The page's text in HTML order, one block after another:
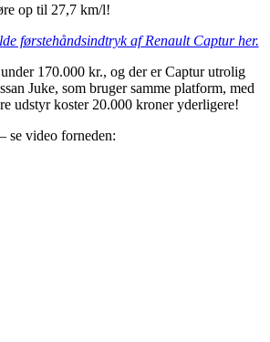
op til 27,7 km/l!
førstehåndsindtryk af Renault Captur her.
170.000 kr., og der er Captur utrolig
Juke, som bruger samme platform, med
udstyr koster 20.000 kroner yderligere!
se video forneden: